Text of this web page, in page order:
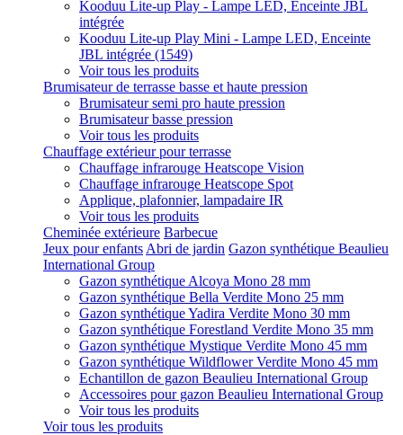
Kooduu Lite-up Play - Lampe LED, Enceinte JBL
intégrée
Kooduu Lite-up Play Mini - Lampe LED, Enceinte
JBL intégrée (1549)
Voir tous les produits
Brumisateur de terrasse basse et haute pression
Brumisateur semi pro haute pression
Brumisateur basse pression
Voir tous les produits
Chauffage extérieur pour terrasse
Chauffage infrarouge Heatscope Vision
Chauffage infrarouge Heatscope Spot
Applique, plafonnier, lampadaire IR
Voir tous les produits
Cheminée extérieure Barbecue
Jeux pour enfants Abri de jardin Gazon synthétique Beaulieu
International Group
Gazon synthétique Alcoya Mono 28 mm
Gazon synthétique Bella Verdite Mono 25 mm
Gazon synthétique Yadira Verdite Mono 30 mm
Gazon synthétique Forestland Verdite Mono 35 mm
Gazon synthétique Mystique Verdite Mono 45 mm
Gazon synthétique Wildflower Verdite Mono 45 mm
Echantillon de gazon Beaulieu International Group
Accessoires pour gazon Beaulieu International Group
Voir tous les produits
Voir tous les produits